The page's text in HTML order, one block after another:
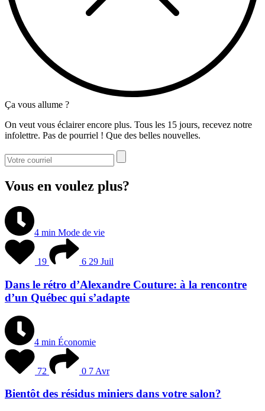
Ça vous allume ?
On veut vous éclairer encore plus. Tous les 15 jours, recevez notre
infolettre. Pas de pourriel ! Que des belles nouvelles.
Vous en voulez plus?
4 min Mode de vie
19 6 29 Juil
Dans le rétro d’Alexandre Couture: à la rencontre
d’un Québec qui s’adapte
4 min Économie
72 0 7 Avr
Bientôt des résidus miniers dans votre salon?